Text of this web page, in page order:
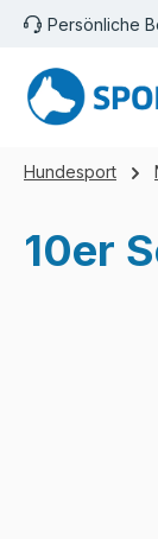
Hauptinhalt
Zur Suche
ZurPersönliche
Hundesport
10er